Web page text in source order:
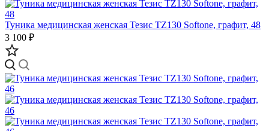
Туника медицинская женская Тезис TZ130 Softone, графит, 48
3 100 ₽